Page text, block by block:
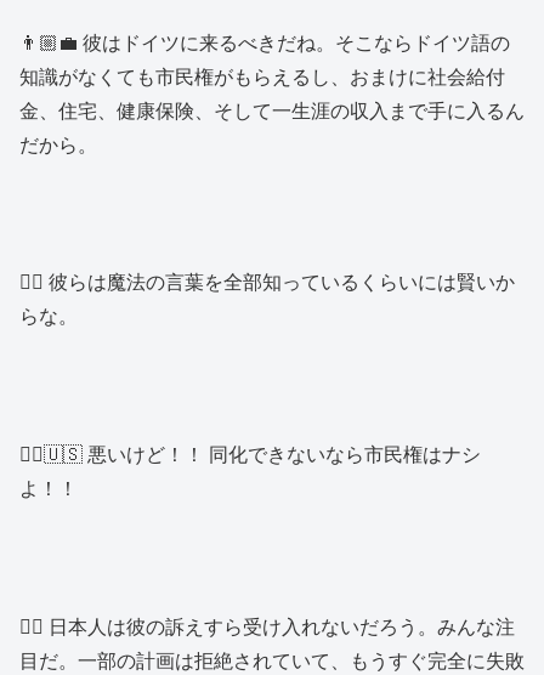
👨🏼‍💼 彼はドイツに来るべきだね。そこならドイツ語の
知識がなくても市民権がもらえるし、おまけに社会給付
金、住宅、健康保険、そして一生涯の収入まで手に入るん
だから。
👱‍♂️ 彼らは魔法の言葉を全部知っているくらいには賢いか
らな。
👱‍♀️🇺🇸 悪いけど！！ 同化できないなら市民権はナシ
よ！！
👱‍♂️ 日本人は彼の訴えすら受け入れないだろう。みんな注
目だ。一部の計画は拒絶されていて、もうすぐ完全に失敗